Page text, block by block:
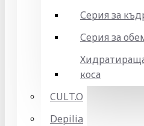
Серия за
Серия за
коса
CULT.O
Depilia